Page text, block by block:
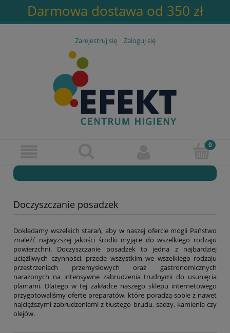
Darmowa dostawa od 350 zł
Zarejestruj się Zaloguj się
Doczyszczanie posadzek
Dokładamy wszelkich starań, aby w naszej ofercie mogli Państwo
znaleźć najwyższej jakości środki myjące do wszelkiego rodzaju
powierzchni. Doczyszczanie posadzek to jedna z najbardziej
uciążliwych czynności, przede wszystkim we wszelkiego rodzaju
przestrzeniach przemysłowych oraz gastronomicznych
narażonych na intensywne zabrudzenia trudnymi do usunięcia
plamami. Dlatego w tej zakładce naszego sklepu internetowego
przygotowaliśmy ofertę preparatów, które poradzą sobie z nawet
najcięższymi zabrudzeniami z tłustego brudu, sadzy, kamienia czy
olejów.